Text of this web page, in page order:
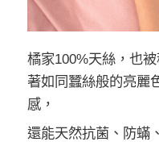
橘家100%天絲，也
著如同蠶絲般的亮麗
感，
還能天然抗菌、防蟎